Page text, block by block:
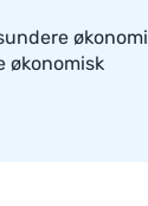
økonomi
økonomisk